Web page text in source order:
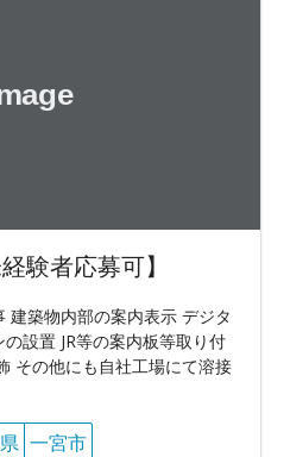
験者応募可】
建築物内部の案内表示 デジタ
設置 JR等の案内板等取り付
その他にも自社工場にて溶接
一宮市